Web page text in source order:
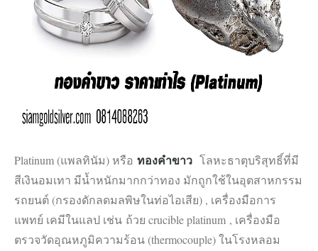
Platinum (แพลทินัม) หรือ ทองคำขาว โลหะธาตุบริสุทธิ์ที่มี
สีเงินอมเทา มีน้ำหนักมากกว่าทอง มักถูกใช้ในอุตสาหกรรม
รถยนต์ (กรองดักลดมลพิษในท่อไอเสีย) , เครื่องมือการ
แพทย์ เคมีในแลป เช่น ถ้วย crucible platinum , เครื่องมือ
ตรวจวัดอุณหภูมิความร้อน (thermocouple) ในโรงหลอม